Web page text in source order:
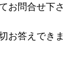
お問合せ下さ
お答えできま